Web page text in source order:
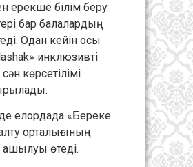
ерекше білім беру
бар балалардың
Одан кейін осы
инклюзивті
көрсетілімі
де елордада «Береке
орталығының
ашылуы өтеді.